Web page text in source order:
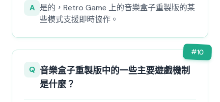
A 是的，Retro Game 上的音樂盒子重製版的某
些模式支援即時協作。
#10
Q 音樂盒子重製版中的一些主要遊戲機制
是什麼？